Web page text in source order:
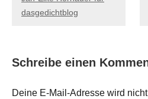
dasgedichtblog
Schreibe einen
Deine E-Mail-Adresse wird